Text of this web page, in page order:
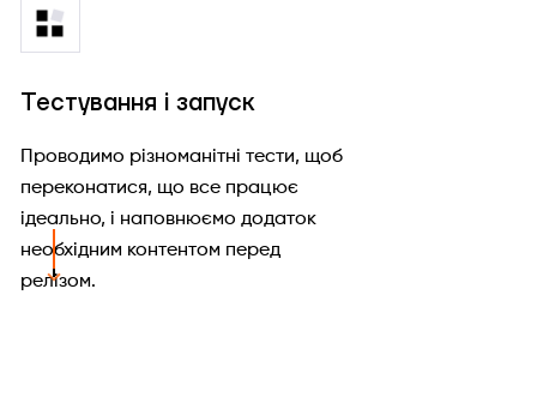
Тестування і запуск
Проводимо різноманітні тести, щоб
переконатися, що все працює
ідеально, і наповнюємо додаток
необхідним контентом перед
релізом.